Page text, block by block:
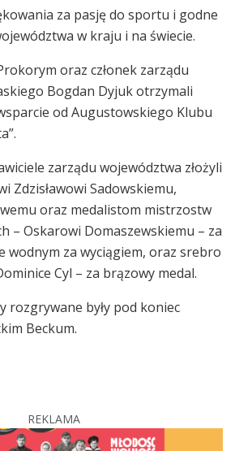
za pasję do sportu i godne
w kraju i na świecie.
oraz członek zarządu
Bogdan Dyjuk otrzymali
od Augustowskiego Klubu
zarządu województwa złożyli
Zdzisławowi Sadowskiemu,
oraz medalistom mistrzostw
– Oskarowi Domaszewskiemu – za
wodnym za wyciągiem, oraz srebro
Cyl – za brązowy medal.
rozgrywane były pod koniec
Beckum.
REKLAMA